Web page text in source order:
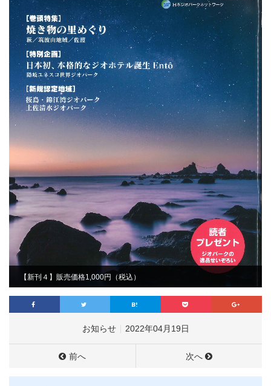
【新刊４】販売価格1,000円（税込）
お知らせ 2022年04月19日
前へ 次へ